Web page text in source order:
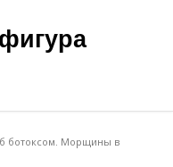
ботоксом. Морщины в